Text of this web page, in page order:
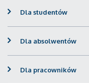
Dla studentów
Dla absolwentów
Dla pracowników